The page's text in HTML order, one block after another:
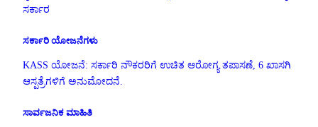
ಸರ್ಕಾರ
ಸರ್ಕಾರಿ ಯೋಜನೆಗಳು
KASS ಯೋಜನೆ: ಸರ್ಕಾರಿ ನೌಕರರಿಗೆ ಉಚಿತ ಆರೋಗ್ಯ ತಪಾಸಣೆ, 6 ಖಾಸಗಿ
ಆಸ್ಪತ್ರೆಗಳಿಗೆ ಅನುಮೋದನೆ.
ಸಾರ್ವಜನಿಕ ಮಾಹಿತಿ